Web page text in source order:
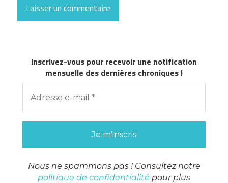
Inscrivez-vous pour recevoir une notification
mensuelle des dernières chroniques !
Nous ne spammons pas ! Consultez notre
politique de confidentialité pour plus